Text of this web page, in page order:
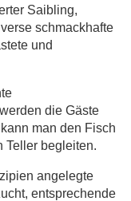
Saibling,
schmackhafte
und
die Gäste
man den Fisch
Teller begleiten.
angelegte
entsprechende